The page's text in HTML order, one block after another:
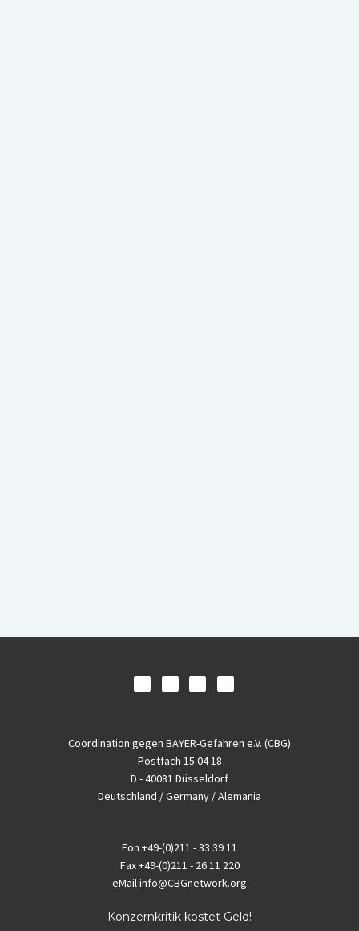
Coordination gegen BAYER-Gefahren e.V. (CBG)
Postfach 15 04 18
D - 40081 Düsseldorf
Deutschland / Germany / Alemania
Fon +49-(0)211 - 33 39 11
Fax+49-(0)211 - 26 11 220
eMailinfo@CBGnetwork.org
Konzernkritik kostet Geld!